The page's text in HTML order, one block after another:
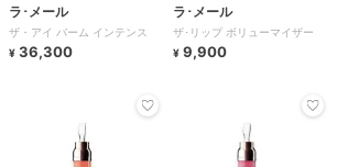
ラ･メール
ザ・アイ バーム インテンス
¥ 36,300
ラ･メール
ザ･リップ ボリューマイザー
¥ 9,900